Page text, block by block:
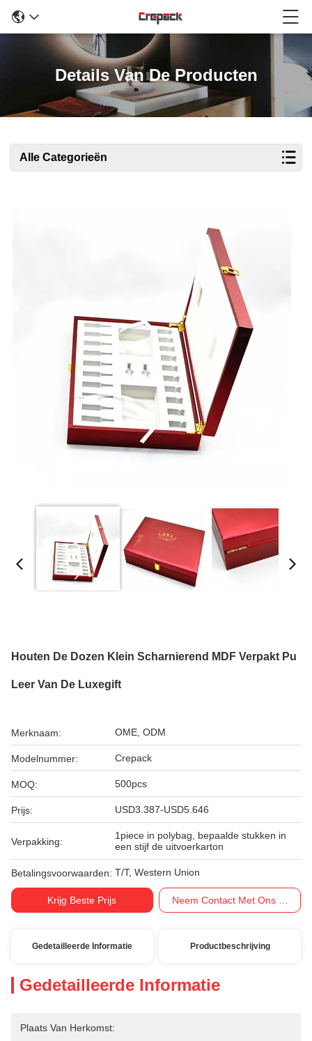
Details Van De Producten
Alle Categorieën
Houten De Dozen Klein Scharnierend MDF Verpakt Pu
Leer Van De Luxegift
Merknaam: OME, ODM
Modelnummer: Crepack
MOQ: 500pcs
Prijs: USD3.387-USD5.646
Verpakking:
1piece in polybag, bepaalde stukken in
een stijf de uitvoerkarton
Betalingsvoorwaarden: T/T, Western Union
Krijg Beste Prijs Neem Contact Met Ons Op
Gedetailleerde Informatie Productbeschrijving
Gedetailleerde Informatie
Plaats Van Herkomst: